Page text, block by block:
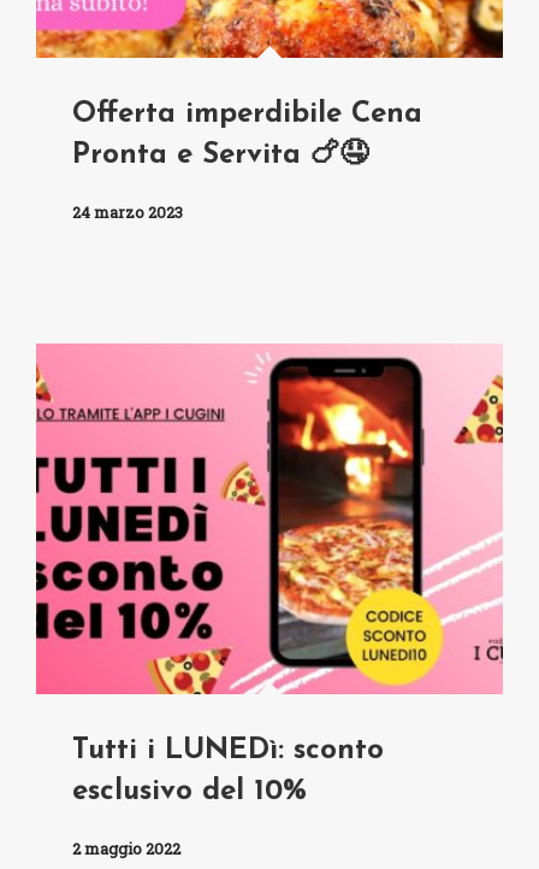
Offerta imperdibile Cena
Pronta e Servita 🍗🤤
24 marzo 2023
Tutti i LUNEDì: sconto
esclusivo del 10%
2 maggio 2022